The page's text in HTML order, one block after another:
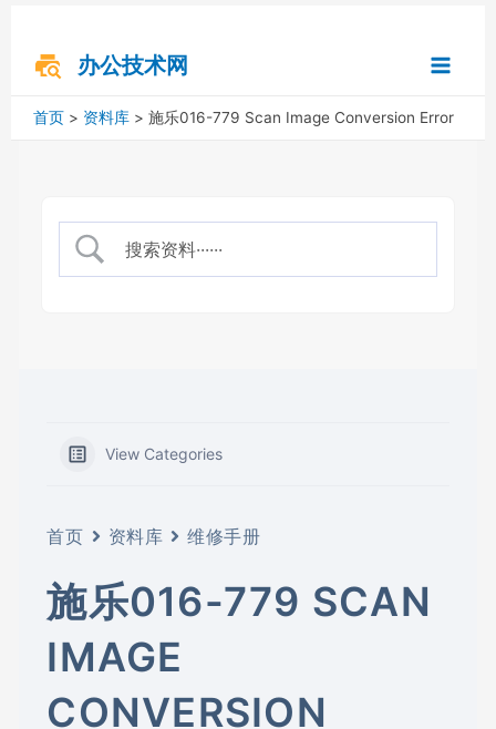
办公技术网
Menu
首页 资料库 施乐016-779 Scan Image Conversion Error
View Categories
首页 资料库 维修手册
施乐016-779 SCAN
IMAGE
CONVERSION